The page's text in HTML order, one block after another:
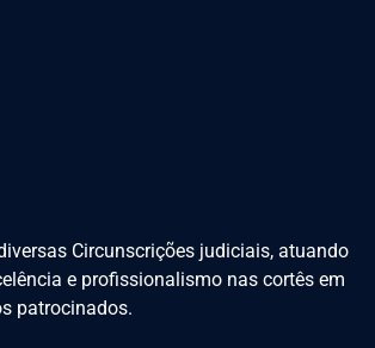
Circunscrições judiciais, atuando
e profissionalismo nas cortês em
patrocinados.